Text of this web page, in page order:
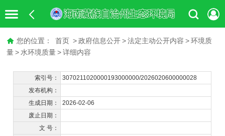
您的位置： 首页 > 政府信息公开 > 法定主动公开内容 > 环境质
量 > 水环境质量 > 详细内容
索引号：
3070211020000193000000/2026020600000028
发布机构：
生成日期：
2026-02-06
废止日期：
文 号：